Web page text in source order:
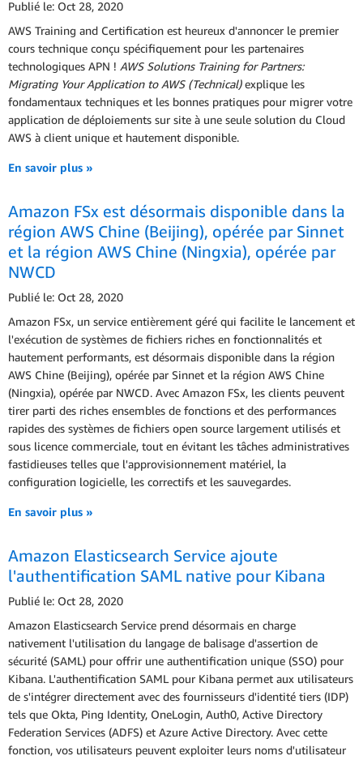
Publié le: Oct 28, 2020
AWS Training and Certification est heureux d'annoncer le premier
cours technique conçu spécifiquement pour les partenaires
technologiques APN ! AWS Solutions Training for Partners:
Migrating Your Application to AWS (Technical)explique les
fondamentaux techniques et les bonnes pratiques pour migrer votre
application de déploiements sur site à une seule solution du Cloud
AWS à client unique et hautement disponible.
En savoir plus »
Amazon FSx est désormais disponible dans la
région AWS Chine (Beijing), opérée par Sinnet
et la région AWS Chine (Ningxia), opérée par
NWCD
Publié le: Oct 28, 2020
Amazon FSx, un service entièrement géré qui facilite le lancement et
l'exécution de systèmes de fichiers riches en fonctionnalités et
hautement performants, est désormais disponible dans la région
AWS Chine (Beijing), opérée par Sinnet et la région AWS Chine
(Ningxia), opérée par NWCD. Avec Amazon FSx, les clients peuvent
tirer parti des riches ensembles de fonctions et des performances
rapides des systèmes de fichiers open source largement utilisés et
sous licence commerciale, tout en évitant les tâches administratives
fastidieuses telles que l'approvisionnement matériel, la
configuration logicielle, les correctifs et les sauvegardes.
En savoir plus »
Amazon Elasticsearch Service ajoute
l'authentification SAML native pour Kibana
Publié le: Oct 28, 2020
Amazon Elasticsearch Service prend désormais en charge
nativement l'utilisation du langage de balisage d'assertion de
sécurité (SAML) pour offrir une authentification unique (SSO) pour
Kibana. L'authentification SAML pour Kibana permet aux utilisateurs
de s'intégrer directement avec des fournisseurs d'identité tiers (IDP)
tels que Okta, Ping Identity, OneLogin, Auth0, Active Directory
Federation Services (ADFS) et Azure Active Directory. Avec cette
fonction, vos utilisateurs peuvent exploiter leurs noms d'utilisateur